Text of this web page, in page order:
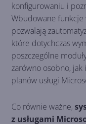
konfigurowaniu i
Wbudowane funkcje
pozwalają
które dotychczas
poszczególne
zarówno osobno,
planów usługi
Co równie ważne,
z usługami